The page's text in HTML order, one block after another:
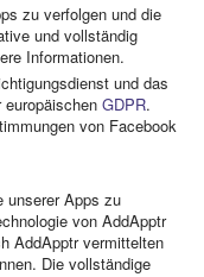
zu verfolgen und die
und vollständig
Informationen.
und das
GDPR.
von Facebook
unserer Apps zu
von AddApptr
AddApptr vermittelten
Die vollständige